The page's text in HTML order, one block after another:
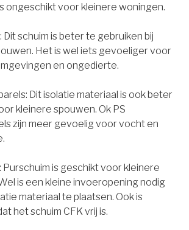
ongeschikt voor kleinere woningen.
Dit schuim is beter te gebruiken bij
Het is wel iets gevoeliger voor
en ongedierte.
Dit isolatie materiaal is ook beter
kleinere spouwen. Ok PS
zijn meer gevoelig voor vocht en
Purschuim is geschikt voor kleinere
is een kleine invoeropening nodig
materiaal te plaatsen. Ook is
het schuim CFK vrij is.